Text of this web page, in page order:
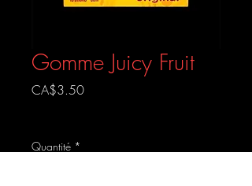
Gomme Juicy Fruit
CA$3.50Prix
Quantité *